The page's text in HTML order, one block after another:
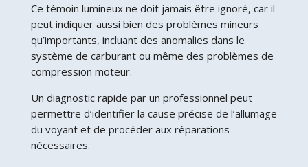
Ce témoin lumineux ne doit jamais être ignoré, car il
peut indiquer aussi bien des problèmes mineurs
qu’importants, incluant des anomalies dans le
système de carburant ou même des problèmes de
compression moteur.
Un diagnostic rapide par un professionnel peut
permettre d’identifier la cause précise de l’allumage
du voyant et de procéder aux réparations
nécessaires.